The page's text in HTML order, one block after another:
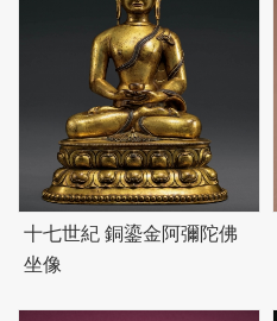
十七世紀 銅鎏金阿彌陀佛
坐像